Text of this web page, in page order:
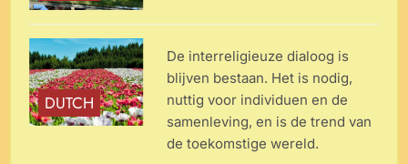
DUTCH
De interreligieuze dialoog is
blijven bestaan. Het is nodig,
nuttig voor individuen en de
samenleving, en is de trend van
de toekomstige wereld.